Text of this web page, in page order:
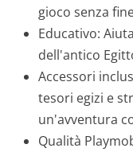
gioco senza
Educativo:
dell'antico
Accessori
tesori egizi e
un'avventura
Qualità